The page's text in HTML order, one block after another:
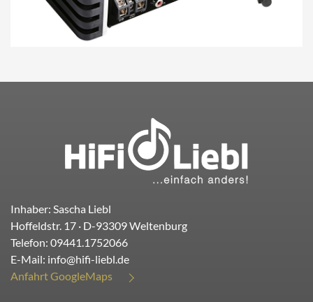
Inhaber: Sascha Liebl
Hoffeldstr. 17 · D-93309Weltenburg
Telefon: 09441.1752066
E-Mail: info@hifi-liebl.de
Anfahrt GoogleMaps